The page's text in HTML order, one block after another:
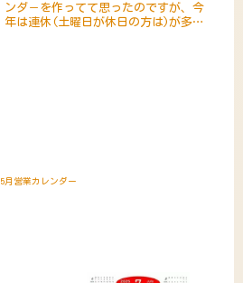
ンダ－を作ってて思ったのですが、今
年は連休(土曜日が休日の方は)が多い
5月営業カレンダー